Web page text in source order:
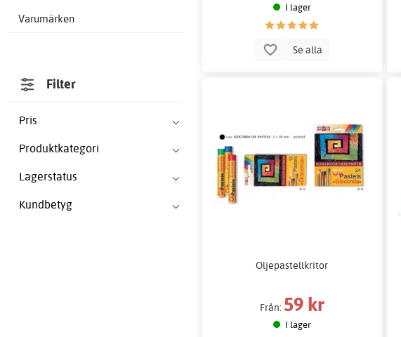
Varumärken
Filter
Pris
Produktkategori
Lagerstatus
Kundbetyg
I lager
Se alla
Oljepastellkritor
Från: 59 kr
I lager